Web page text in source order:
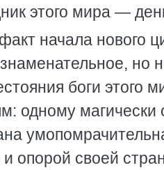
этого мира —
начала нового
но
боги этого
одному магически
опорой своей